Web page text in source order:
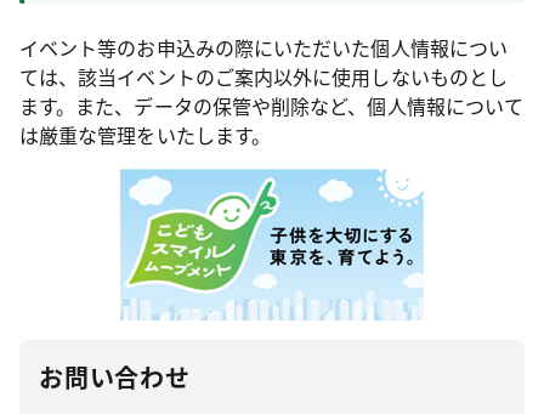
イベント等のお申込みの際にいただいた個人情報につい
ては、該当イベントのご案内以外に使用しないものとし
ます。また、データの保管や削除など、個人情報について
は厳重な管理をいたします。
お問い合わせ